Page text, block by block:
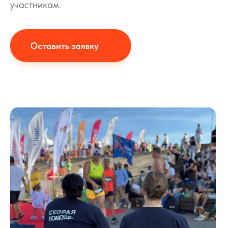
участникам.
Оставить заявку